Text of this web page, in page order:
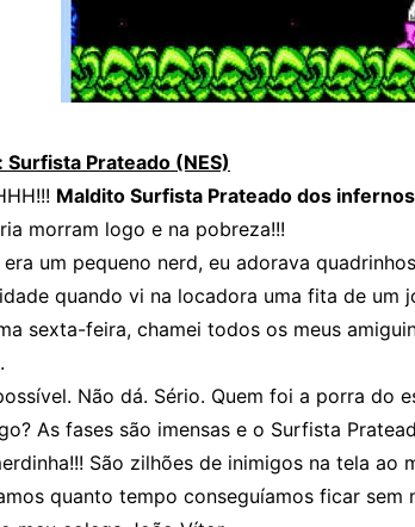
Surfista Prateado (NES)
Maldito Surfista Prateado dos infernos
morram logo e na pobreza!!!
era um pequeno nerd, eu adorava
quando vi na locadora uma fita de um
sexta-feira, chamei todos os meus
Não dá. Sério. Quem foi a porra do
As fases são imensas e o Surfista
São zilhões de inimigos na tela ao
quanto tempo conseguíamos ficar sem